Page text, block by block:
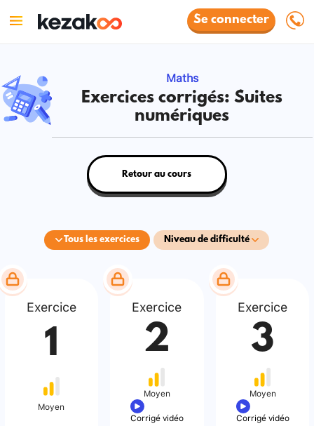
Se connecter
Maths
Exercices corrigés: Suites
numériques
Tous les exercices Niveau de difficulté
Retour au cours
Exercice
1
Moyen
Exercice
2
Moyen
Corrigé vidéo
Exercice
3
Moyen
Corrigé vidéo